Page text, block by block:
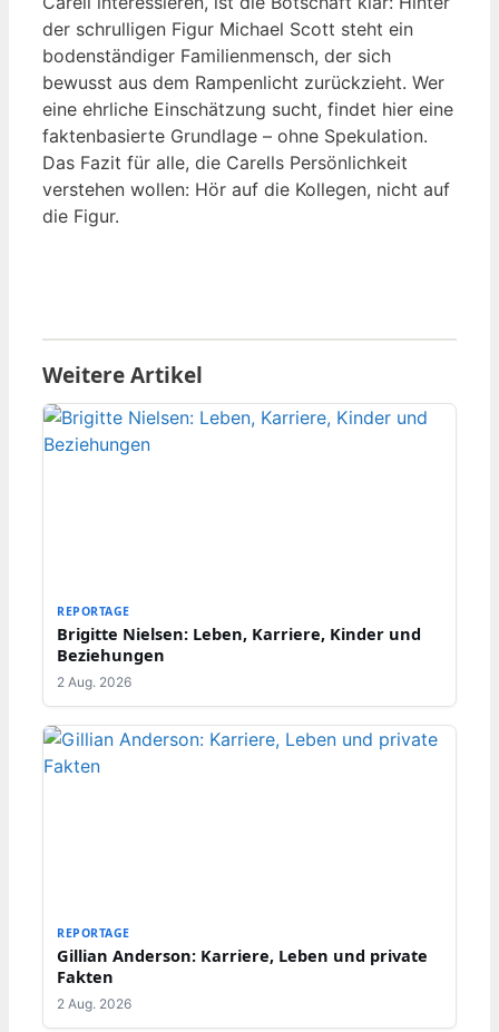
der schrulligen Figur Michael Scott steht ein
bodenständiger Familienmensch, der sich
bewusst aus dem Rampenlicht zurückzieht. Wer
eine ehrliche Einschätzung sucht, findet hier eine
faktenbasierte Grundlage – ohne Spekulation.
Das Fazit für alle, die Carells Persönlichkeit
verstehen wollen: Hör auf die Kollegen, nicht auf
die Figur.
Weitere Artikel
REPORTAGE
Brigitte Nielsen: Leben, Karriere, Kinder und
Beziehungen
2 Aug. 2026
REPORTAGE
Gillian Anderson: Karriere, Leben und private
Fakten
2 Aug. 2026